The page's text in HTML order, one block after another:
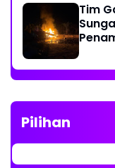
Tim
Pilihan